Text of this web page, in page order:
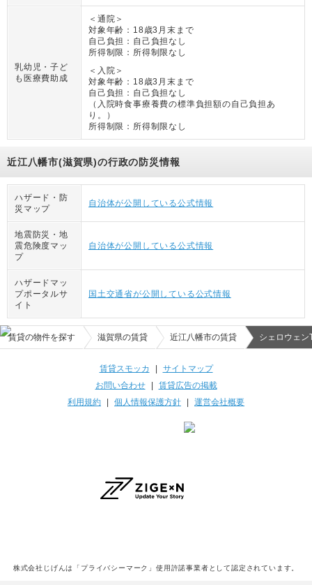
乳幼児・子ど
も医療費助成
＜通院＞
対象年齢： 18歳3月末まで
自己負担： 自己負担なし
所得制限： 所得制限なし
＜入院＞
対象年齢： 18歳3月末まで
自己負担： 自己負担なし
（ 入院時食事療養費の標準負担額の自己負担あ
り。
）
所得制限： 所得制限なし
近江八幡市(滋賀県)の行政の防災情報
ハザード・防
災マップ
自治体が公開している公式情報
地震防災・地
震危険度マッ
プ
自治体が公開している公式情報
ハザードマッ
プポータルサ
イト
国土交通省が公開している公式情報
賃貸の物件を探す 滋賀県の賃貸 近江八幡市の賃貸 シェロウェン
賃貸スモッカ | サイトマップ
お問い合わせ| 賃貸広告の掲載
利用規約 | 個人情報保護方針 | 運営会社概要
株式会社じげんは「プライバシーマーク」使用許諾事業者として認定されています。